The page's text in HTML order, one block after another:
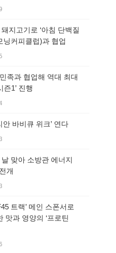
지고기로 ‘아침 단백질
커피클럽)과 협업
족과 협업해 역대 최대
즌1’ 진행
바비큐 위크’ 연다
맞아 소방관 에너지
개
트랙’ 메인 스폰서로
과 영양의 ‘프로틴